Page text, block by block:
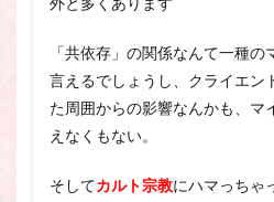
「共依存」の関係なんて一種の
言えるでしょうし、クライエン
た周囲からの影響なんかも、マ
えなくもない。
そしてカルト宗教にハマっちゃ